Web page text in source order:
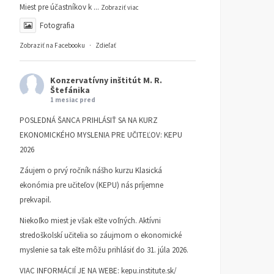
ČLÁNKY
19. AUGUSTA 2025
Miest pre účastníkov k ... Zobraziť viac
Fotografia
Zobraziť na Facebooku · Zdieľať
Konzervatívny inštitút M. R.
Štefánika
1 mesiac pred
POSLEDNÁ ŠANCA PRIHLÁSIŤ SA NA KURZ
EKONOMICKÉHO MYSLENIA PRE UČITEĽOV: KEPU
2026
Záujem o prvý ročník nášho kurzu Klasická
ekonómia pre učiteľov (KEPU) nás príjemne
prekvapil.
Niekoľko miest je však ešte voľných. Aktívni
stredoškolskí učitelia so záujmom o ekonomické
myslenie sa tak ešte môžu prihlásiť do 31. júla 2026.
VIAC INFORMÁCIÍ JE NA WEBE: kepu.institute.sk/